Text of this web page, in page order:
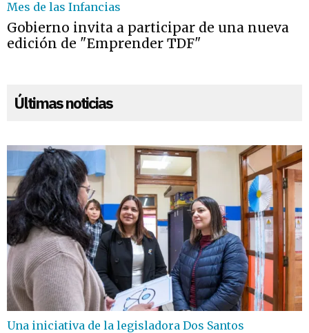
Mes de las Infancias
Gobierno invita a participar de una nueva
edición de "Emprender TDF"
Últimas noticias
Una iniciativa de la legisladora Dos Santos